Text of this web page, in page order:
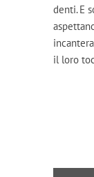
denti. E
il loro